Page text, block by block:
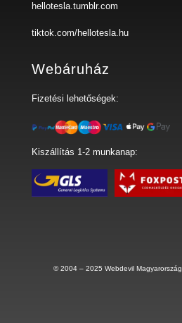
hellotesla.tumblr.com
tiktok.com/hellotesla.hu
Webáruház
Fizetési lehetőségek:
Kiszállítás 1-2 munkanap:
© 2004 – 2025 Webdevil Magyarország